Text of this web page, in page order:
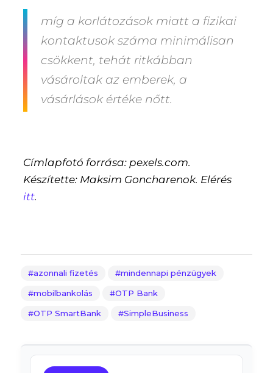
míg a korlátozások miatt a fizikai
kontaktusok száma minimálisan
csökkent, tehát ritkábban
vásároltak az emberek, a
vásárlások értéke nőtt.
Címlapfotó forrása: pexels.com.
Készítette: Maksim Goncharenok. Elérés
itt.
azonnali fizetés mindennapi pénzügyek
mobilbankolás OTP Bank
OTP SmartBank SimpleBusiness